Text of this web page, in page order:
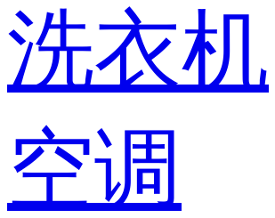
洗衣机
空调